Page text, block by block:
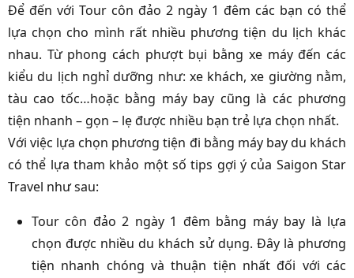
Để đến với Tour côn đảo 2 ngày 1 đêm các bạn có thể
lựa chọn cho mình rất nhiều phương tiện du lịch khác
nhau. Từ phong cách phượt bụi bằng xe máy đến các
kiểu du lịch nghỉ dưỡng như: xe khách, xe giường nằm,
tàu cao tốc…hoặc bằng máy bay cũng là các phương
tiện nhanh – gọn – lẹ được nhiều bạn trẻ lựa chọn nhất.
Với việc lựa chọn phương tiện đi bằng máy bay du khách
có thể lựa tham khảo một số tips gợi ý của Saigon Star
Travel như sau:
Tour côn đảo 2 ngày 1 đêm bằng máy bay là lựa
chọn được nhiều du khách sử dụng. Đây là phương
tiện nhanh chóng và thuận tiện nhất đối với các